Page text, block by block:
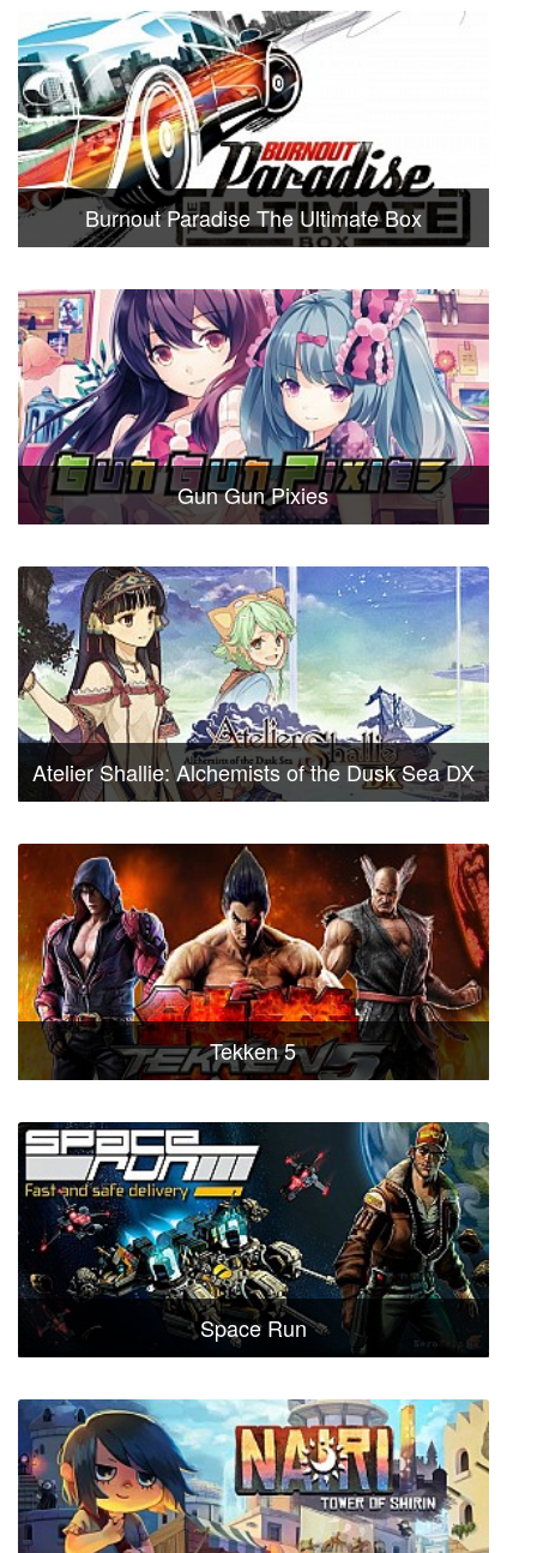
Burnout Paradise The Ultimate Box
Gun Gun Pixies
Atelier Shallie: Alchemists of the Dusk Sea DX
Tekken 5
Space Run